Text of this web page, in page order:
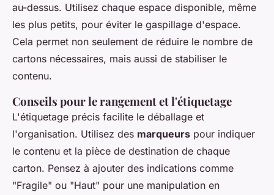
au-dessus. Utilisez chaque espace disponible, même
les plus petits, pour éviter le gaspillage d'espace.
Cela permet non seulement de réduire le nombre de
cartons nécessaires, mais aussi de stabiliser le
contenu.
Conseils pour le rangement et l'étiquetage
L'étiquetage précis facilite le déballage et
l'organisation. Utilisez des marqueurs pour indiquer
le contenu et la pièce de destination de chaque
carton. Pensez à ajouter des indications comme
"Fragile" ou "Haut" pour une manipulation en